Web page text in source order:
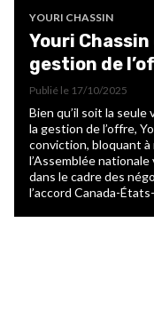
YOURI CHASSIN
Youri
gestion de
Publié le 17/10/2025
Bien qu’il soit la
la gestion de l’offre,
conviction, bloquant
l’Assemblée
dans le cadre des
l’accord Canada-